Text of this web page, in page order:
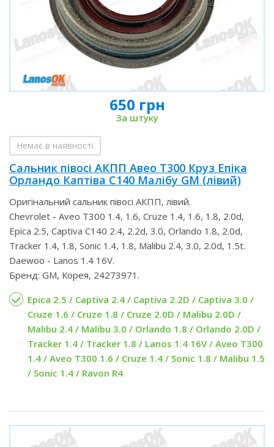
650 грн
За штуку
Немає в наявності
Сальник півосі АКПП Авео Т300 Круз Епіка
Орландо Каптіва С140 Малібу GM (лівий)
Оригінальний сальник півосі АКПП, лівий.
Chevrolet - Aveo T300 1.4, 1.6, Cruze 1.4, 1.6, 1.8, 2.0d,
Epica 2.5, Captiva С140 2.4, 2.2d, 3.0, Orlando 1.8, 2.0d,
Tracker 1.4, 1.8, Sonic 1.4, 1.8, Malibu 2.4, 3.0, 2.0d, 1.5t.
Daewoo - Lanos 1.4 16V.
Бренд: GM, Корея, 24273971.
Epica 2.5 / Captiva 2.4 / Captiva 2.2D / Captiva 3.0 /
Cruze 1.6 / Cruze 1.8 / Cruze 2.0D / Malibu 2.0D /
Malibu 2.4 / Malibu 3.0 / Orlando 1.8 / Orlando 2.0D /
Tracker 1.4 / Tracker 1.8 / Lanos 1.4 16V / Aveo T300
1.4 / Aveo T300 1.6 / Cruze 1.4 / Sonic 1.8 / Malibu 1.5
/ Sonic 1.4 / Ravon R4